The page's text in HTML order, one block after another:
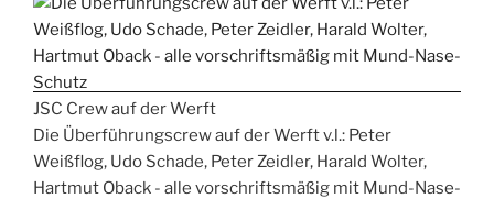
JSC Crew auf der Werft
Die Überführungscrew auf der Werft v.l.: Peter
Weißflog, Udo Schade, Peter Zeidler, Harald Wolter,
Hartmut Oback - alle vorschriftsmäßig mit Mund-Nase-